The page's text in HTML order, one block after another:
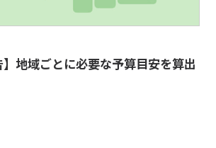
】地域ごとに必要な予算目安を算出